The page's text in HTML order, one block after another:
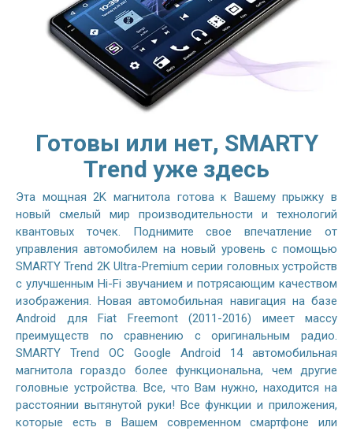
Готовы или нет, SMARTY
Trend уже здесь
Эта мощная 2K магнитола готова к Вашему прыжку в
новый смелый мир производительности и технологий
квантовых точек. Поднимите свое впечатление от
управления автомобилем на новый уровень с помощью
SMARTY Trend 2K Ultra-Premium серии головных устройств
с улучшенным Hi-Fi звучанием и потрясающим качеством
изображения. Новая автомобильная навигация на базе
Android для Fiat Freemont (2011-2016) имеет массу
преимуществ по сравнению с оригинальным радио.
SMARTY Trend ОС Google Android 14 автомобильная
магнитола гораздо более функциональна, чем другие
головные устройства. Все, что Вам нужно, находится на
расстоянии вытянутой руки! Все функции и приложения,
которые есть в Вашем современном смартфоне или